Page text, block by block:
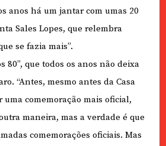
anos há um jantar com umas 20
Sales Lopes, que relembra
se fazia mais”.
80”, que todos os anos não deixa
“Antes, mesmo antes da Casa
comemoração mais oficial,
maneira, mas a verdade é que
comemorações oficiais. Mas